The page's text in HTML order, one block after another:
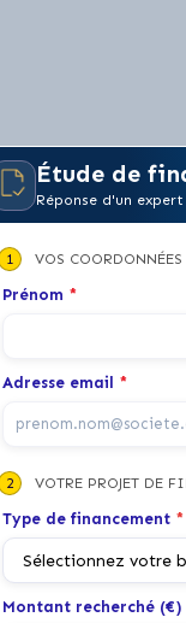
Étude de
Réponse d'un expert
1 VOS COORDONNÉES
Prénom *
Adresse email *
2 VOTRE PROJET DE
Type de financement *
Montant recherché (€)